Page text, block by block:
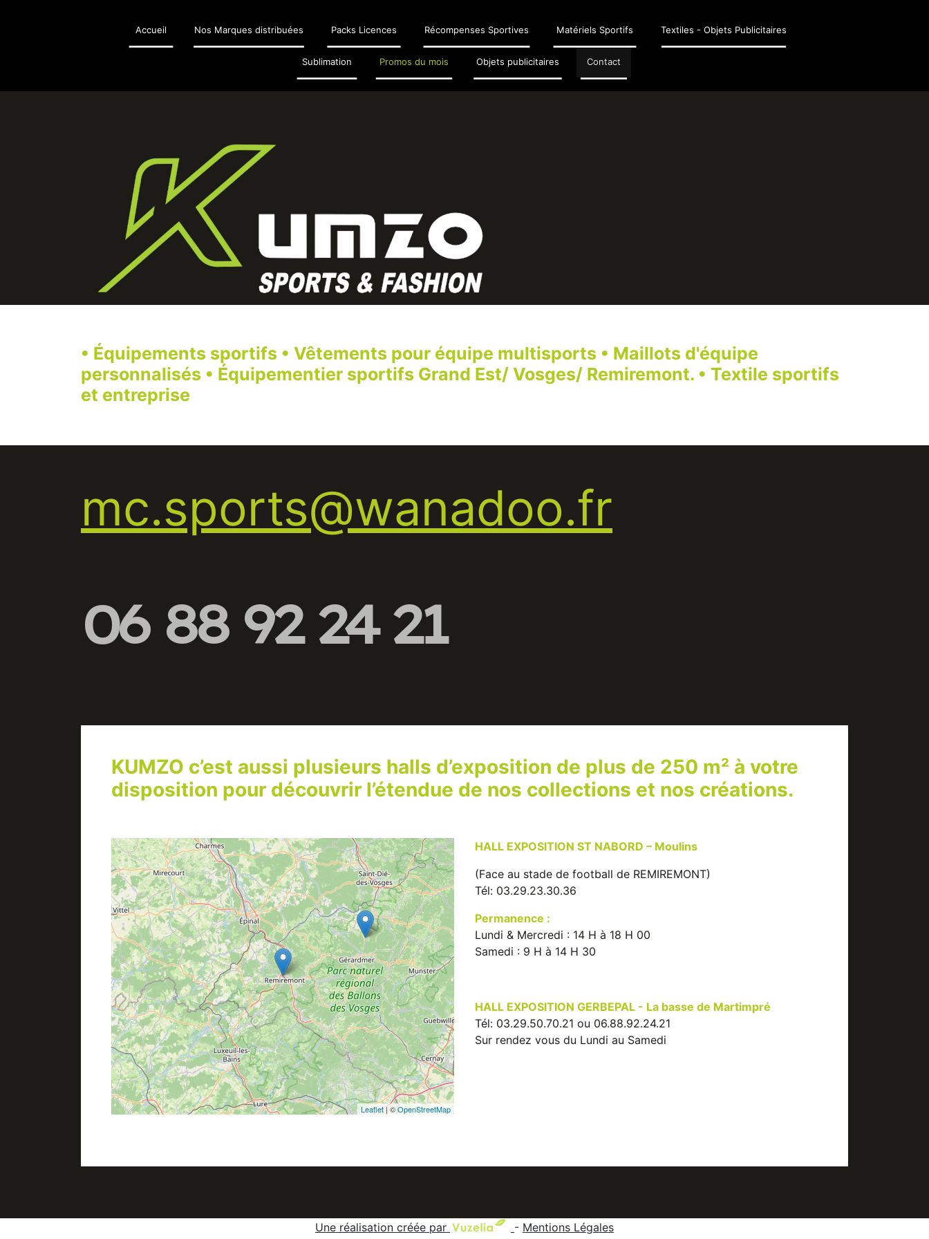
Accueil Nos Marques distribuées Packs Licences Récompenses Sportives Matériels Sportifs Textiles - Objets Publicitaires
Sublimation Promos du mois Objets publicitaires Contact
• Équipements sportifs • Vêtements pour équipe multisports • Maillots d'équipe
personnalisés • Équipementier sportifs Grand Est/ Vosges/ Remiremont. • Textile sportifs
et entreprise
mc.sports@wanadoo.fr
06 88 92 24 21
KUMZO c’est aussi plusieurs halls d’exposition de plus de 250 m² à votre
disposition pour découvrir l’étendue de nos collections et nos créations.
Leaflet| ©OpenStreetMap
HALL EXPOSITION ST NABORD – Moulins
(Face au stade de football de REMIREMONT)
Tél: 03.29.23.30.36
Permanence :
Lundi & Mercredi : 14 H à 18 H 00
Samedi : 9 H à 14 H 30
HALL EXPOSITION GERBEPAL - La basse de Martimpré
Tél: 03.29.50.70.21 ou 06.88.92.24.21
Sur rendez vous du Lundi au Samedi
Une réalisation créée par - Mentions Légales